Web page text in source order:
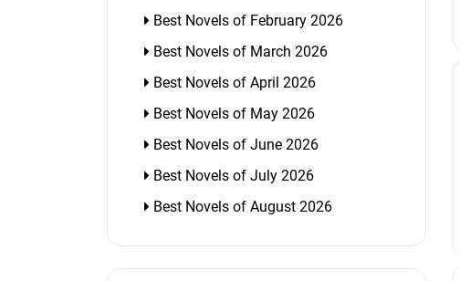
Best Novels of February 2026
Best Novels of March 2026
Best Novels of April 2026
Best Novels of May 2026
Best Novels of June 2026
Best Novels of July 2026
Best Novels of August 2026